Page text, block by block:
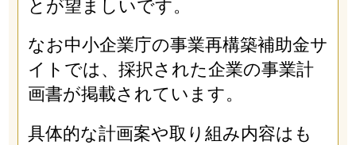
とが望ましいです。
なお中小企業庁の事業再構築補助金サ
イトでは、採択された企業の事業計
画書が掲載されています。
具体的な計画案や取り組み内容はも